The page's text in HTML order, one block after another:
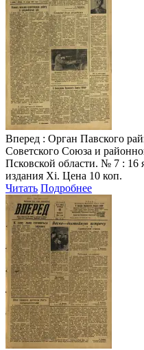
Вперед : Орган Павского
Советского Союза и
Псковской области. № 7 : 16
издания Xi. Цена 10 коп.
Читать Подробнее